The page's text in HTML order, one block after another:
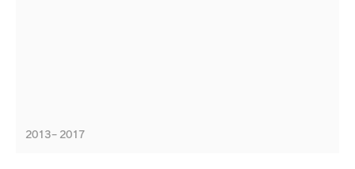
2013 – 2017